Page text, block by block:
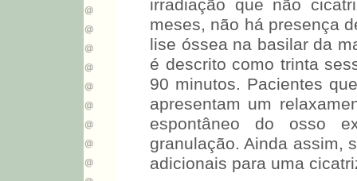
irradiação que não
meses, não há presença
lise óssea na basilar da
é descrito como trinta
90 minutos. Pacientes
apresentam um
espontâneo do osso
granulação. Ainda assim,
adicionais para uma